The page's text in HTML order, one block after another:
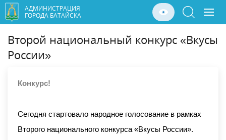
АДМИНИСТРАЦИЯ
ГОРОДА БАТАЙСКА
Второй национальный конкурс «Вкусы
России»
Конкурс!
Сегодня стартовало народное голосование в рамках
Второго национального конкурса «Вкусы России».